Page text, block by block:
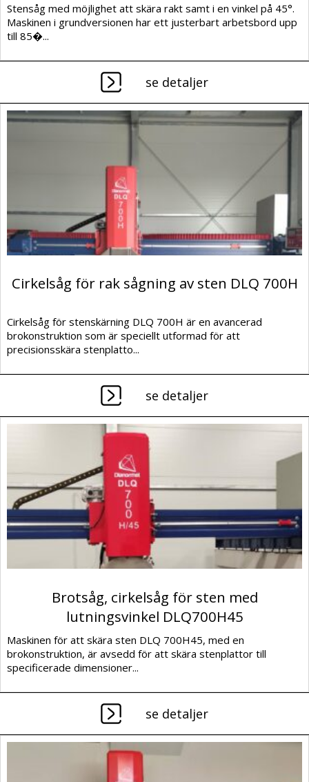
Stensåg med möjlighet att skära rakt samt i en vinkel på 45°.
Maskinen i grundversionen har ett justerbart arbetsbord upp
till 85�...
se detaljer
Cirkelsåg för rak sågning av sten DLQ 700H
Cirkelsåg för stenskärning DLQ 700H är en avancerad
brokonstruktion som är speciellt utformad för att
precisionsskära stenplatto...
se detaljer
Brotsåg, cirkelsåg för sten med
lutningsvinkel DLQ700H45
Maskinen för att skära sten DLQ 700H45, med en
brokonstruktion, är avsedd för att skära stenplattor till
specificerade dimensioner...
se detaljer